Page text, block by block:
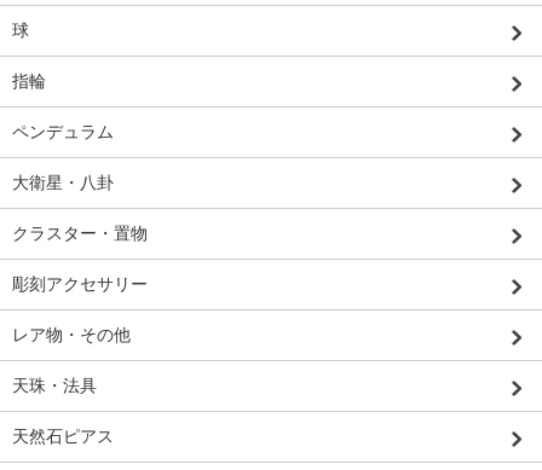
球
指輪
ペンデュラム
大衛星・八卦
クラスター・置物
彫刻アクセサリー
レア物・その他
天珠・法具
天然石ピアス